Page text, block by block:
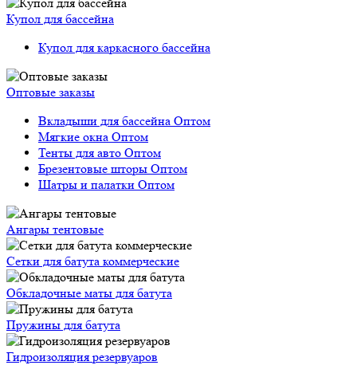
Купол для бассейна
Купол для каркасного бассейна
Оптовые заказы
Вкладыши для бассейна Оптом
Мягкие окна Оптом
Тенты для авто Оптом
Брезентовые шторы Оптом
Шатры и палатки Оптом
Ангары тентовые
Сетки для батута коммерческие
Обкладочные маты для батута
Пружины для батута
Гидроизоляция резервуаров